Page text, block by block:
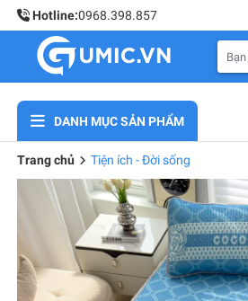
Hotline:0968.398.857
DANH MỤC SẢN PHẨM
Trang chủ Tiện ích - Đời sống